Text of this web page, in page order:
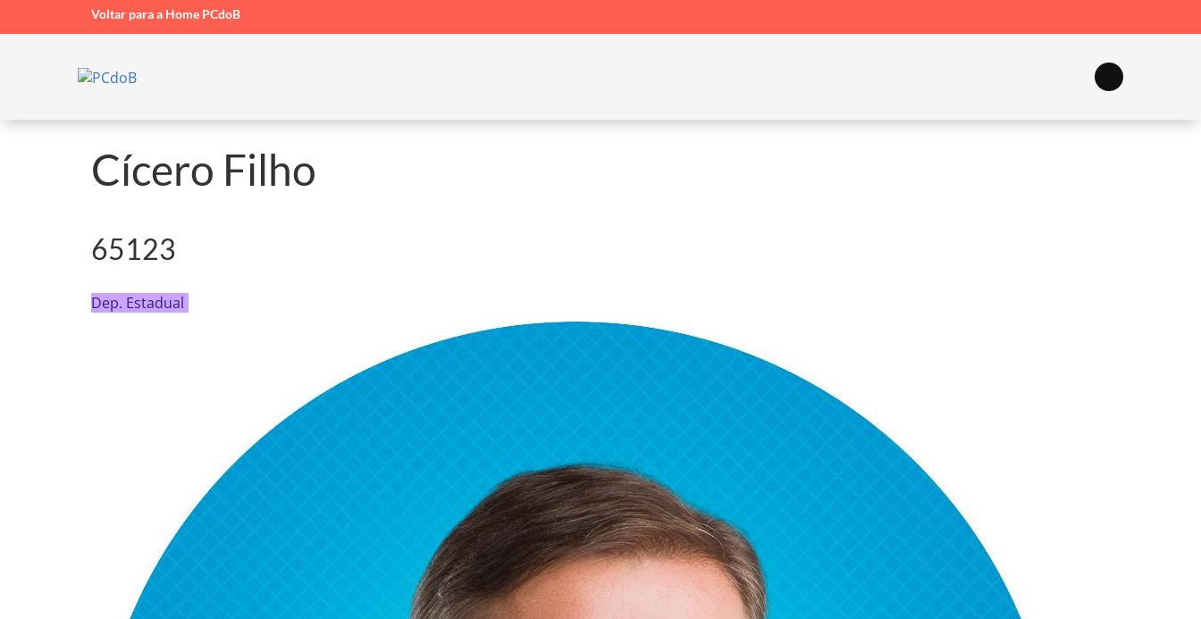
Voltar para a Home PCdoB
Cícero Filho
65123
Dep. Estadual